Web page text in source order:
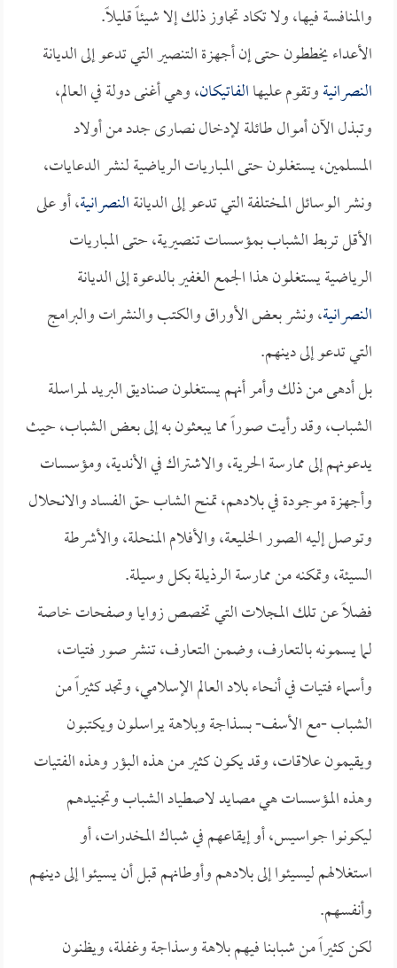
والمنافسة فيها، ولا تكاد تجاوز ذلك إلا شيئاً قليلاً.
الأعداء يخططون حتى إن أجهزة التنصير التي تدعو إلى الديانة
النصرانيةوتقوم عليهاالفاتيكان، وهي أغنى دولة في العالم،
وتبذل الآن أموال طائلة لإدخال نصارى جدد من أولاد
المسلمين، يستغلون حتى المباريات الرياضية لنشر الدعايات،
ونشر الوسائل المختلفة التي تدعو إلى الديانةالنصرانية، أو على
الأقل تربط الشباب بمؤسسات تنصيرية، حتى المباريات
الرياضية يستغلون هذا الجمع الغفير بالدعوة إلى الديانة
النصرانية، ونشر بعض الأوراق والكتب والنشرات والبرامج
التي تدعو إلى دينهم.
بل أدهى من ذلك وأمر أنهم يستغلون صناديق البريد لمراسلة
الشباب، وقد رأيت صوراً مما يبعثون به إلى بعض الشباب، حيث
يدعونهم إلى ممارسة الحرية، والاشتراك في الأندية، ومؤسسات
وأجهزة موجودة في بلادهم، تمنح الشاب حق الفساد والانحلال
وتوصل إليه الصور الخليعة، والأفلام المنحلة، والأشرطة
السيئة، وتمكنه من ممارسة الرذيلة بكل وسيلة.
فضلاً عن تلك المجلات التي تخصص زوايا وصفحات خاصة
لما يسمونه بالتعارف، وضمن التعارف، تنشر صور فتيات،
وأسماء فتيات في أنحاء بلاد العالم الإسلامي، وتجد كثيراً من
الشباب -مع الأسف- بسذاجة وبلاهة يراسلون ويكتبون
ويقيمون علاقات، وقد يكون كثير من هذه البؤر وهذه الفتيات
وهذه المؤسسات هي مصايد لاصطياد الشباب وتجنيدهم
ليكونوا جواسيس، أو إيقاعهم في شباك المخدرات، أو
استغلالهم ليسيئوا إلى بلادهم وأوطانهم قبل أن يسيئوا إلى دينهم
وأنفسهم.
لكن كثيراً من شبابنا فيهم بلاهة وسذاجة وغفلة، ويظنون